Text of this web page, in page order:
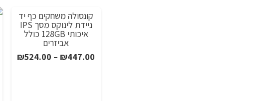
מבצע!
קונסולה משחקים כף יד
ניידת לינוקס מסך IPS
איכותי 128GB כולל
אביזרים
₪447.00
–
₪524.00
טווח